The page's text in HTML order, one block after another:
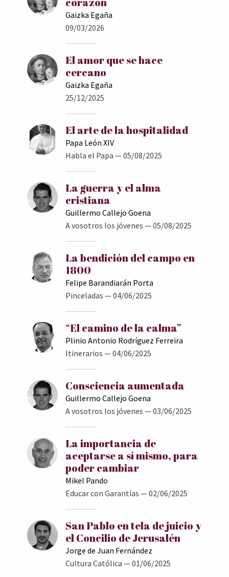
Gaizka Egaña
09/03/2026
El amor que se hace
cercano
Gaizka Egaña
25/12/2025
El arte de la hospitalidad
Papa León XIV
Habla el Papa — 05/08/2025
La guerra y el alma
cristiana
Guillermo Callejo Goena
A vosotros los jóvenes — 05/08/2025
La bendición del campo en
1800
Felipe Barandiarán Porta
Pinceladas — 04/06/2025
“El camino de la calma”
Plinio Antonio Rodríguez Ferreira
Itinerarios — 04/06/2025
Consciencia aumentada
Guillermo Callejo Goena
A vosotros los jóvenes — 03/06/2025
La importancia de
aceptarse a sí mismo, para
poder cambiar
Mikel Pando
Educar con Garantías — 02/06/2025
San Pablo en tela de juicio y
el Concilio de Jerusalén
Jorge de Juan Fernández
Cultura Católica — 01/06/2025